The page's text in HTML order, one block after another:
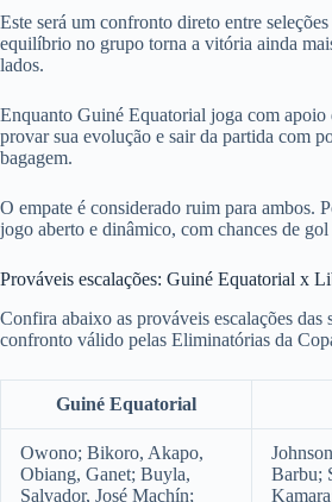
Este será um confronto direto entre
equilíbrio no grupo torna a vitória ainda
lados.
Enquanto Guiné Equatorial joga com
provar sua evolução e sair da partida com
bagagem.
O empate é considerado ruim para ambos.
jogo aberto e dinâmico, com chances de
Prováveis escalações: Guiné Equatorial x
Confira abaixo as prováveis escalações das
confronto válido pelas Eliminatórias da
Guiné Equatorial
Owono; Bikoro, Akapo,
Obiang, Ganet; Buyla,
Salvador, José Machín;
Barbu;